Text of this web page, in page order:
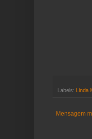
Labels: Linda
Mensagem